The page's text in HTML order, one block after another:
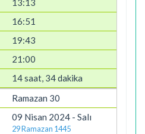
16:51
19:43
21:00
14 saat, 34 dakika
Ramazan 30
09 Nisan 2024 - Salı
29 Ramazan 1445